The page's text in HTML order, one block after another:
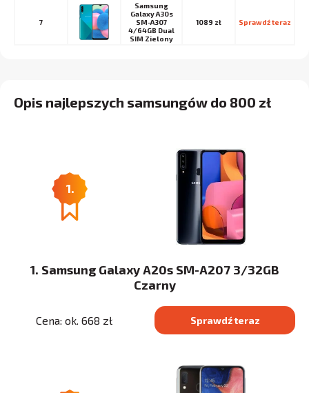
7
Samsung
Galaxy A30s
SM-A307
4/64GB Dual
SIM Zielony
1089 zł Sprawdź teraz
Opis najlepszych samsungów do 800 zł
1.
1. Samsung Galaxy A20s SM-A207 3/32GB
Czarny
Cena: ok. 668 zł Sprawdź teraz